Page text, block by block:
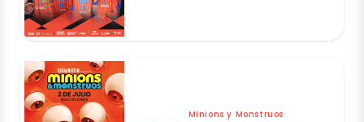
Minions y Monstruos